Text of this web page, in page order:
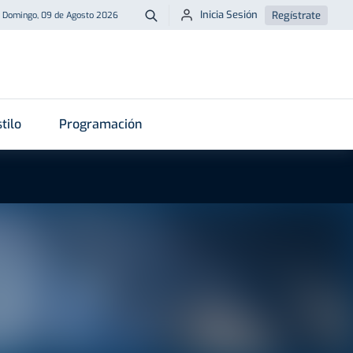
Domingo, 09 de Agosto 2026 Buscar
Inicia Sesión Regístrate
Programación